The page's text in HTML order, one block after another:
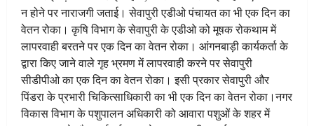
न होने पर नाराजगी जताई। सेवापुरी एडीओ पंचायत का भी एक दिन का
वेतन रोका। कृषि विभाग के सेवापुरी के एडीओ को मूषक रोकथाम में
लापरवाही बरतने पर एक दिन का वेतन रोका। आंगनबाड़ी कार्यकर्ता के
द्वारा किए जाने वाले गृह भ्रमण में लापरवाही करने पर सेवापुरी
सीडीपीओ का एक दिन का वेतन रोका। इसी प्रकार सेवापुरी और
पिंडरा के प्रभारी चिकित्साधिकारी का भी एक दिन का वेतन रोका।नगर
विकास विभाग के पशुपालन अधिकारी को आवारा पशुओं के शहर में